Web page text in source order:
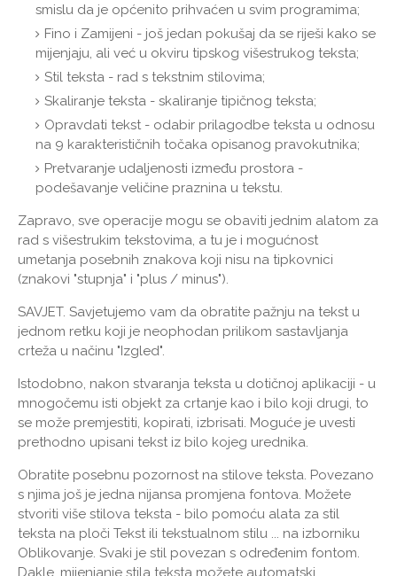
smislu da je općenito prihvaćen u svim programima;
Fino i Zamijeni - još jedan pokušaj da se riješi kako se
mijenjaju, ali već u okviru tipskog višestrukog teksta;
Stil teksta - rad s tekstnim stilovima;
Skaliranje teksta - skaliranje tipičnog teksta;
Opravdati tekst - odabir prilagodbe teksta u odnosu
na 9 karakterističnih točaka opisanog pravokutnika;
Pretvaranje udaljenosti između prostora -
podešavanje veličine praznina u tekstu.
Zapravo, sve operacije mogu se obaviti jednim alatom za
rad s višestrukim tekstovima, a tu je i mogućnost
umetanja posebnih znakova koji nisu na tipkovnici
(znakovi "stupnja" i "plus / minus").
SAVJET. Savjetujemo vam da obratite pažnju na tekst u
jednom retku koji je neophodan prilikom sastavljanja
crteža u načinu "Izgled".
Istodobno, nakon stvaranja teksta u dotičnoj aplikaciji - u
mnogočemu isti objekt za crtanje kao i bilo koji drugi, to
se može premjestiti, kopirati, izbrisati. Moguće je uvesti
prethodno upisani tekst iz bilo kojeg urednika.
Obratite posebnu pozornost na stilove teksta. Povezano
s njima još je jedna nijansa promjena fontova. Možete
stvoriti više stilova teksta - bilo pomoću alata za stil
teksta na ploči Tekst ili tekstualnom stilu ... na izborniku
Oblikovanje. Svaki je stil povezan s određenim fontom.
Dakle, mijenjanje stila teksta možete automatski